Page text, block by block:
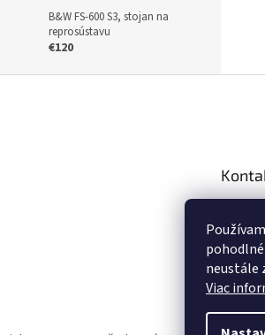
neustále
Viac
B&W FS-600 S3, stojan na
reprosústavu
€120
za.sk